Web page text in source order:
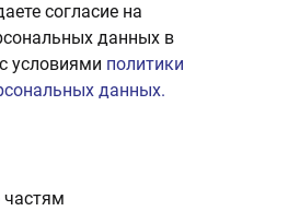
согласие на
данных в
условиями политики
данных.
частям